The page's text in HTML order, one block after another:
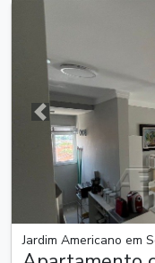
Anterior
Jardim Americano em